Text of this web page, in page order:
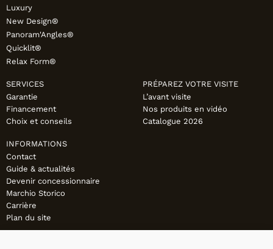
Luxury
New Design®
Panoram'Angles®
Quicklit®
Relax Form®
SERVICES
Garantie
Financement
Choix et conseils
PRÉPAREZ VOTRE VISITE
L’avant visite
Nos produits en vidéo
Catalogue 2026
INFORMATIONS
Contact
Guide & actualités
Devenir concessionnaire
Marchio Storico
Carrière
Plan du site